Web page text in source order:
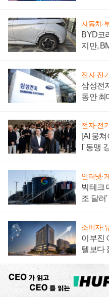
자동차·
BYD코
지만,
전자·전
삼성전
동안 최
전자·전
[AI 뭉
I' 동맹
인터넷·
빅테크
조 달러'
소비자·
이부진
텔보다